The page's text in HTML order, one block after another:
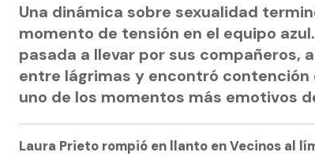
Una dinámica sobre sexualidad
momento de tensión en el equipo
pasada a llevar por sus compañeros,
entre lágrimas y encontró contención
uno de los momentos más emotivos
Laura Prieto rompió en llanto en Vecinos al